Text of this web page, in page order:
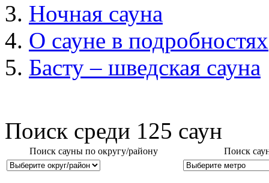
Ночная сауна
О сауне в подробностях
Басту – шведская сауна
Поиск среди 125 саун
Поиск сауны по округу/району Поиск